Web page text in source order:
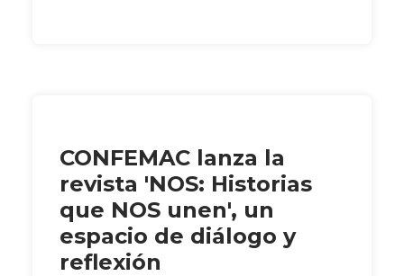
CONFEMAC lanza la
revista 'NOS: Historias
que NOS unen', un
espacio de diálogo y
reflexión